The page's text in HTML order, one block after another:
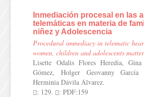
Inmediación procesal en las
telemáticas en materia de
niñez y Adolescencia
Procedural immediacy in telematic
women, children and adolescents
Lisette Odalis Flores Heredia, Gina
Gómez, Holger Geovanny García
Herminia Dávila Álvarez.
: 129.
: PDF:159